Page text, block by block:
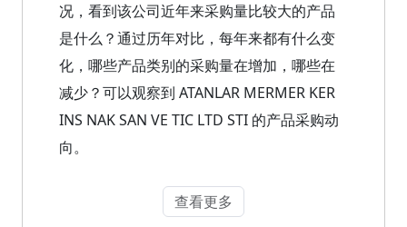
况，看到该公司近年来采购量比较大的产品
是什么？通过历年对比，每年来都有什么变
化，哪些产品类别的采购量在增加，哪些在
减少？可以观察到 ATANLAR MERMER KER
INS NAK SAN VE TIC LTD STI 的产品采购动
向。
查看更多